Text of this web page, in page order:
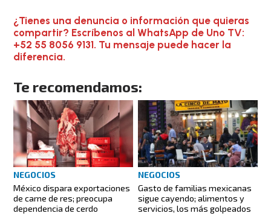
¿Tienes una denuncia o información que quieras
compartir? Escríbenos al WhatsApp de Uno TV:
+52 55 8056 9131. Tu mensaje puede hacer la
diferencia.
Te recomendamos:
NEGOCIOS
México dispara exportaciones
de carne de res; preocupa
dependencia de cerdo
NEGOCIOS
Gasto de familias mexicanas
sigue cayendo; alimentos y
servicios, los más golpeados